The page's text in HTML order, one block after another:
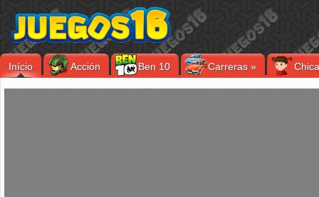
Início Acción Ben 10 Carreras»